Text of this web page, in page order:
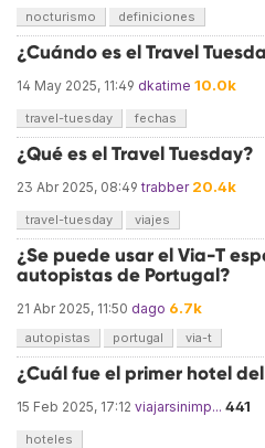
nocturismo definiciones
¿Cuándo es el Travel
14 May 2025, 11:49 dkatime 10.0k
travel-tuesday fechas
¿Qué es el Travel Tuesday?
23 Abr 2025, 08:49 trabber 20.4k
travel-tuesday viajes
¿Se puede usar el Via-T
autopistas de Portugal?
21 Abr 2025, 11:50 dago 6.7k
autopistas portugal via-t
¿Cuál fue el primer hotel
15 Feb 2025, 17:12 viajarsinimp... 441
hoteles